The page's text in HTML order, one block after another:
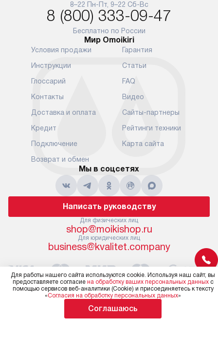
8–22 Пн-Пт, 9–22 Сб-Вс
8 (800) 333-09-47
Бесплатно по России
Мир Omoikiri
Условия продажи
Инструкции
Глоссарий
Контакты
Доставка и оплата
Кредит
Подключение
Возврат и обмен
Гарантия
Статьи
FAQ
Видео
Сайты-партнеры
Рейтинги техники
Карта сайта
Мы в соцсетях
Написать руководству
Для физических лиц
shop@moikishop.ru
Для юридических лиц
business@kvalitet.company
© 2004 – 2026 Официальный дилер Omoikiri
moikishop.ru «Kvalitet Trade, LLC»
Политика конфиденциальности
Для работы нашего сайта используются cookie. Используя наш сайт, вы
предоставляете согласие на обработку ваших персональных данныхс
помощью сервисов веб-аналитики (Cookie) и присоединяетесь к тексту
«Согласия на обработку персональных данных»
Соглашаюсь